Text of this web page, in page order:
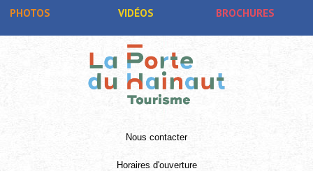
PHOTOS VIDÉOS BROCHURES
Nous contacter
Horaires d'ouverture